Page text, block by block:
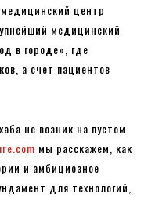
центр
медицинский
в городе», где
а счет пациентов
не возник на пустом
мы расскажем, как
и амбициозное
для технологий,